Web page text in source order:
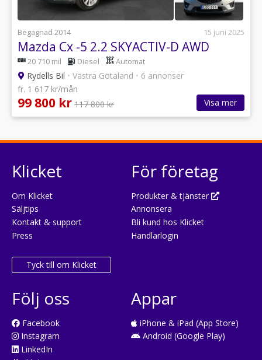
Begagnad 2014 15 juni 2025
Mazda Cx -5 2.2 SKYACTIV-D AWD
20 710 mil Diesel Automat
Rydells Bil • Västra Götaland • 6 annonser
fr. 1 617 kr/mån
99 800 kr 117 800 kr Visa mer
Klicket
Om Klicket
Säljtips
Kontakt & support
Press
Tyck till om Klicket
För företag
Produkter & tjänster
Annonsera
Bli kund hos Klicket
Handlarlogin
Följ oss
Facebook
Instagram
LinkedIn
Appar
iPhone & iPad (App Store)
Android (Google Play)